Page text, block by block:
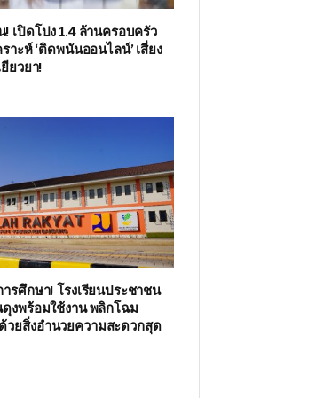
เปิดโปง 1.4 ล้านครอบครัว
ราะห์ ‘ติดพนันออนไลน์’ เสี่ยง
ยียวยา!
รศึกษา! โรงเรียนประชาชน
งพร้อมใช้งาน พลิกโฉม
วยสิ่งอำนวยความสะดวกสุด